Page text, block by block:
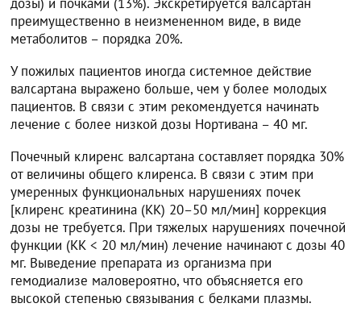
преимущественно в неизмененном виде, в виде
метаболитов – порядка 20%.
У пожилых пациентов иногда системное действие
валсартана выражено больше, чем у более молодых
пациентов. В связи с этим рекомендуется начинать
лечение с более низкой дозы Нортивана – 40 мг.
Почечный клиренс валсартана составляет порядка 30%
от величины общего клиренса. В связи с этим при
умеренных функциональных нарушениях почек
[клиренс креатинина (КК) 20–50 мл/мин] коррекция
дозы не требуется. При тяжелых нарушениях почечной
функции (КК < 20 мл/мин) лечение начинают с дозы 40
мг. Выведение препарата из организма при
гемодиализе маловероятно, что объясняется его
высокой степенью связывания с белками плазмы.